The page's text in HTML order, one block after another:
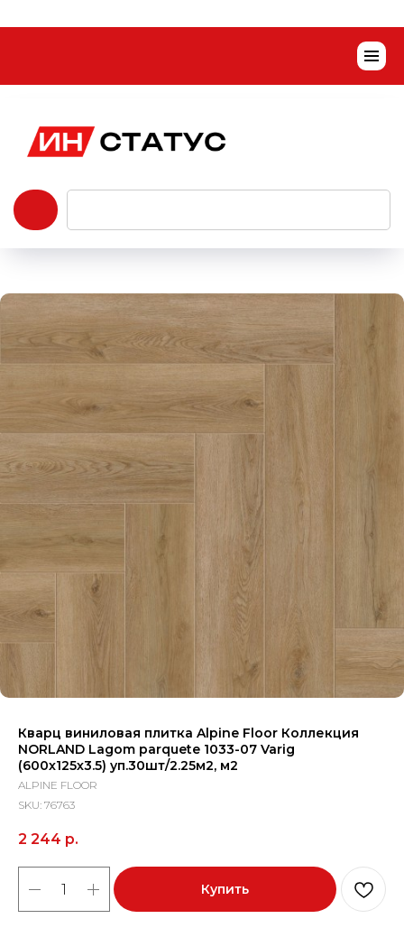
Кварц виниловая плитка Alpine Floor Коллекция
NORLAND Lagom parquete 1033-07 Varig
(600х125х3.5) уп.30шт/2.25м2, м2
ALPINE FLOOR
SKU: 76763
2 244 р.
Купить